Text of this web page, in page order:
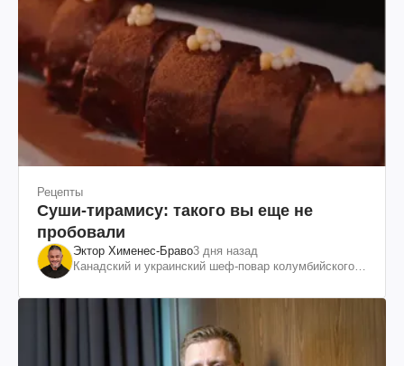
Рецепты
Суши-тирамису: такого вы еще не
пробовали
Эктор Хименес-Браво3 дня назад
Канадский и украинский шеф-повар колумбийского